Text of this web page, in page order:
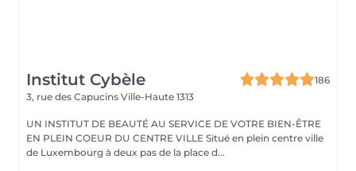
Institut Cybèle
186
3, rue des Capucins Ville-Haute 1313
UN INSTITUT DE BEAUTÉ AU SERVICE DE VOTRE BIEN-ÊTRE
EN PLEIN COEUR DU CENTRE VILLE Situé en plein centre ville
de Luxembourg à deux pas de la place d...